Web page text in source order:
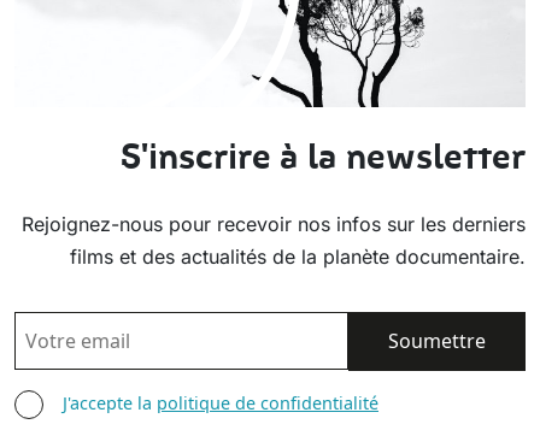
S'inscrire à la newsletter
Rejoignez-nous pour recevoir nos infos sur les derniers
films et des actualités de la planète documentaire.
EMAIL
AGREE TERMS
J'accepte la politique de confidentialité